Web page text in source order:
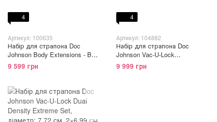
4
Артикул: 100635
Набір для страпона Doc
Johnson Body Extensions - BE
Ready - Black
9 599 грн
4
Артикул: 104882
Набір для страпона Doc
Johnson Vac-U-Lock
VIBRATING Dual Density
ULTRASKYN Set: діаметр
9 999 грн